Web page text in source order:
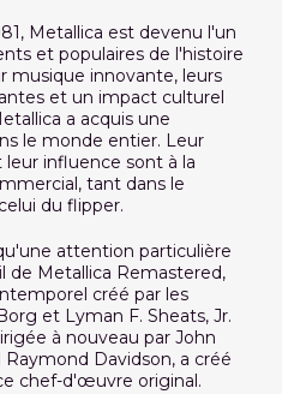
Metallica est devenu l'un
et populaires de l'histoire
musique innovante, leurs
et un impact culturel
a acquis une
le monde entier. Leur
influence sont à la
tant dans le
du flipper.
attention particulière
de Metallica Remastered,
créé par les
et Lyman F. Sheats, Jr.
à nouveau par John
Davidson, a créé
chef-d'œuvre original.